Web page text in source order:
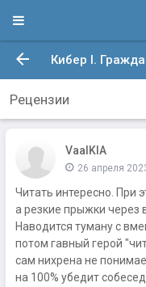
Рецензии
VaalKIA
26 апреля
Читать интересно. При
а резкие прыжки через
Наводится туману с
потом гавный герой
сам нихрена не
на 100% убедит